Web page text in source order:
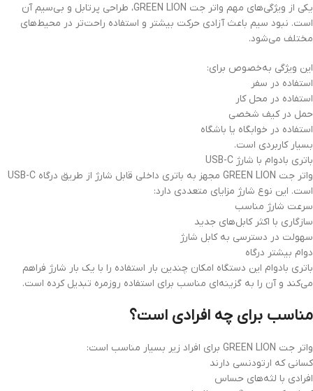
یکی از ویژگی‌های مهم واتر جت GREEN LION، طراحی پرتابل و بی‌سیم آن
است. نبود سیم باعث آزادی حرکت بیشتر و استفاده راحت‌تر در محیط‌های
مختلف می‌شود.
این ویژگی به‌خصوص برای:
استفاده در سفر
استفاده در محل کار
حمل در کیف شخصی
استفاده در خوابگاه یا باشگاه
بسیار کاربردی است.
باتری بادوام با شارژ USB-C
واتر جت GREEN LION مجهز به باتری داخلی قابل شارژ از طریق درگاه USB-C
است. این نوع شارژ مزایای متعددی دارد:
سرعت شارژ مناسب
سازگاری با اکثر کابل‌های جدید
سهولت در دسترسی به کابل شارژ
دوام بیشتر درگاه
باتری بادوام این دستگاه امکان چندین بار استفاده را با یک بار شارژ فراهم
می‌کند و آن را به گزینه‌ای مناسب برای استفاده روزمره تبدیل کرده است.
مناسب برای چه افرادی است؟
واتر جت GREEN LION برای افراد زیر بسیار مناسب است:
کسانی که ارتودنسی دارند
افرادی با لثه‌های حساس